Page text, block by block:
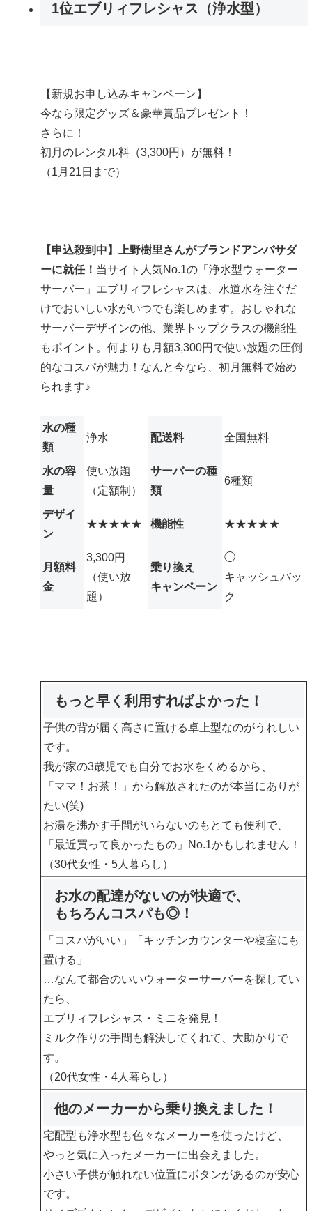
1位エブリィフレシャス（浄水型）
【新規お申し込みキャンペーン】
今なら限定グッズ＆豪華賞品プレゼント！
さらに！
初月のレンタル料（3,300円）が無料！
（1月21日まで）
【申込殺到中】上野樹里さんがブランドアンバサダ
ーに就任！ 当サイト人気No.1の「浄水型ウォーター
サーバー」エブリィフレシャスは、水道水を注ぐだ
けでおいしい水がいつでも楽しめます。おしゃれな
サーバーデザインの他、業界トップクラスの機能性
もポイント。何よりも月額3,300円で使い放題の圧倒
的なコスパが魅力！なんと今なら、初月無料で始め
られます♪
水の種
類
浄水 配送料 全国無料
水の容
量
使い放題
（定額制）
サーバーの種
類
6種類
デザイ
ン
★★★★★ 機能性 ★★★★★
月額料
金
3,300円
（使い放
題）
乗り換え
キャンペーン
◯
キャッシュバッ
ク
もっと早く利用すればよかった！
子供の背が届く高さに置ける卓上型なのがうれしい
です。
我が家の3歳児でも自分でお水をくめるから、
「ママ！お茶！」から解放されたのが本当にありが
たい(笑)
お湯を沸かす手間がいらないのもとても便利で、
「最近買って良かったもの」No.1かもしれません！
（30代女性・5人暮らし）
お水の配達がないのが快適で、
もちろんコスパも◎！
「コスパがいい」「キッチンカウンターや寝室にも
置ける」
…なんて都合のいいウォーターサーバーを探してい
たら、
エブリィフレシャス・ミニを発見！
ミルク作りの手間も解決してくれて、大助かりで
す。
（20代女性・4人暮らし）
他のメーカーから乗り換えました！
宅配型も浄水型も色々なメーカーを使ったけど、
やっと気に入ったメーカーに出会えました。
小さい子供が触れない位置にボタンがあるのが安心
です。